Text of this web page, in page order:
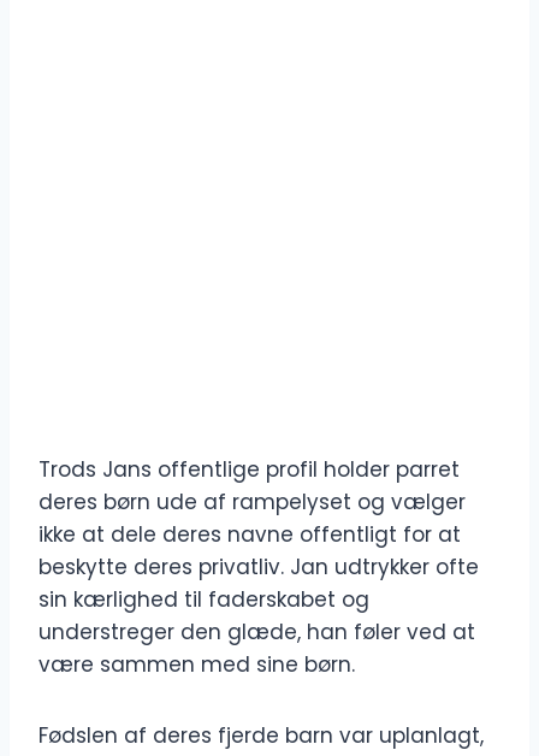
Trods Jans offentlige profil holder parret
deres børn ude af rampelyset og vælger
ikke at dele deres navne offentligt for at
beskytte deres privatliv. Jan udtrykker ofte
sin kærlighed til faderskabet og
understreger den glæde, han føler ved at
være sammen med sine børn.
Fødslen af deres fjerde barn var uplanlagt,